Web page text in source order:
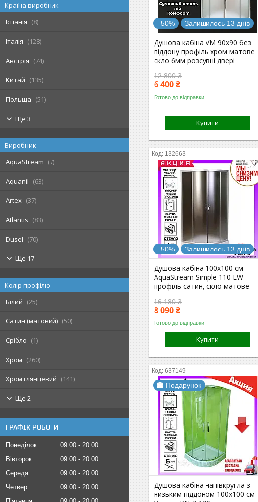
Країна виробник
Іспанія
8
Італія 128
Австрія 74
Китай 135
Польща 51
Ще 3
Виробник
AquaStream
7
Aquanil 63
Artex 37
Atlantis 83
Dusel 70
Ще 17
Колір профілю
Білий
25
Сатин (матовий) 50
Срібло 1
Хром 260
Хром глянцевий 141
Ще 2
ГРАФІК РОБОТИ
Понеділок 09:00
20:00
Вівторок
09:00
20:00
Середа
09:00
20:00
Четвер
09:00
20:00
–50% Залишилось 13 днів
Душова кабіна VM 90x90 без
піддону профіль хром матове
скло 6мм розсувні двері
12 800 ₴
6 400 ₴
Готово до відправки
Купити
132663
–50% Залишилось 13 днів
Душова кабіна 100x100 см
AquaStream Simple 110 LW
профіль сатин, скло матове
16 180 ₴
8 090 ₴
Готово до відправки
Купити
637149
Подарунок
Душова кабіна напівкругла з
низьким піддоном 100х100 см